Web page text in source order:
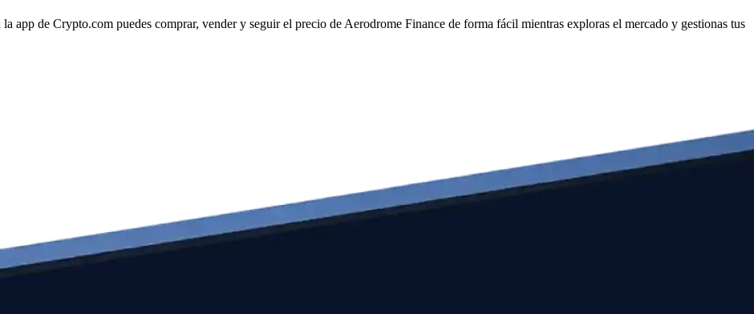
app de Crypto.com puedes comprar, vender y seguir el precio de Aerodrome Finance de forma fácil mientras exploras el mercado y gestionas tus